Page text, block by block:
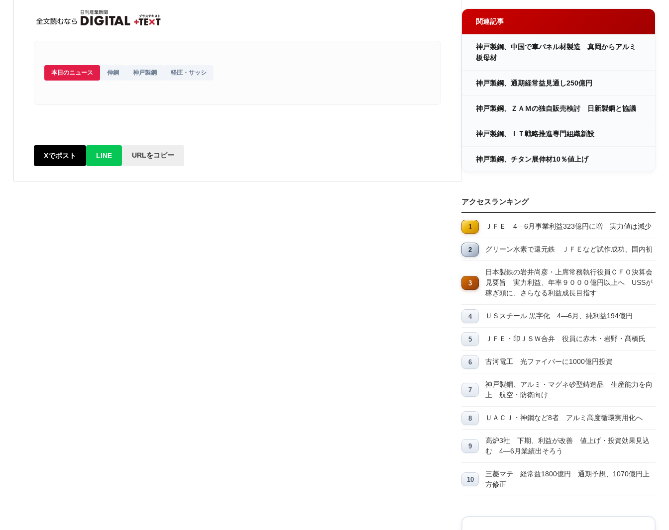
本日のニュース 伸銅 神戸製鋼 軽圧・サッシ
Xでポスト LINE URLをコピー
関連記事
神戸製鋼、中国で車パネル材製造 真岡からアルミ
板母材
神戸製鋼、通期経常益見通し250億円
神戸製鋼、ＺＡＭの独自販売検討 日新製鋼と協議
神戸製鋼、ＩＴ戦略推進専門組織新設
神戸製鋼、チタン展伸材10％値上げ
アクセスランキング
ＪＦＥ 4―6月事業利益323億円に増 実力値は減少
グリーン水素で還元鉄 ＪＦＥなど試作成功、国内初
日本製鉄の岩井尚彦・上席常務執行役員ＣＦＯ決算会
見要旨 実力利益、年率９０００億円以上へ USSが
稼ぎ頭に、さらなる利益成長目指す
ＵＳスチール 黒字化 4―6月、純利益194億円
ＪＦＥ・印ＪＳＷ合弁 役員に赤木・岩野・髙橋氏
古河電工 光ファイバーに1000億円投資
神戸製鋼、アルミ・マグネ砂型鋳造品 生産能力を向
上 航空・防衛向け
ＵＡＣＪ・神鋼など8者 アルミ高度循環実用化へ
高炉3社 下期、利益が改善 値上げ・投資効果見込
む 4―6月業績出そろう
三菱マテ 経常益1800億円 通期予想、1070億円上
方修正